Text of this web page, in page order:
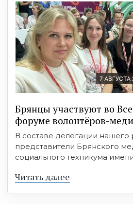
7 АВГУСТА
Брянцы участвуют во
форуме волонтёров-
В составе делегации нашего
представители Брянского
социального техникума имени
Читать далее